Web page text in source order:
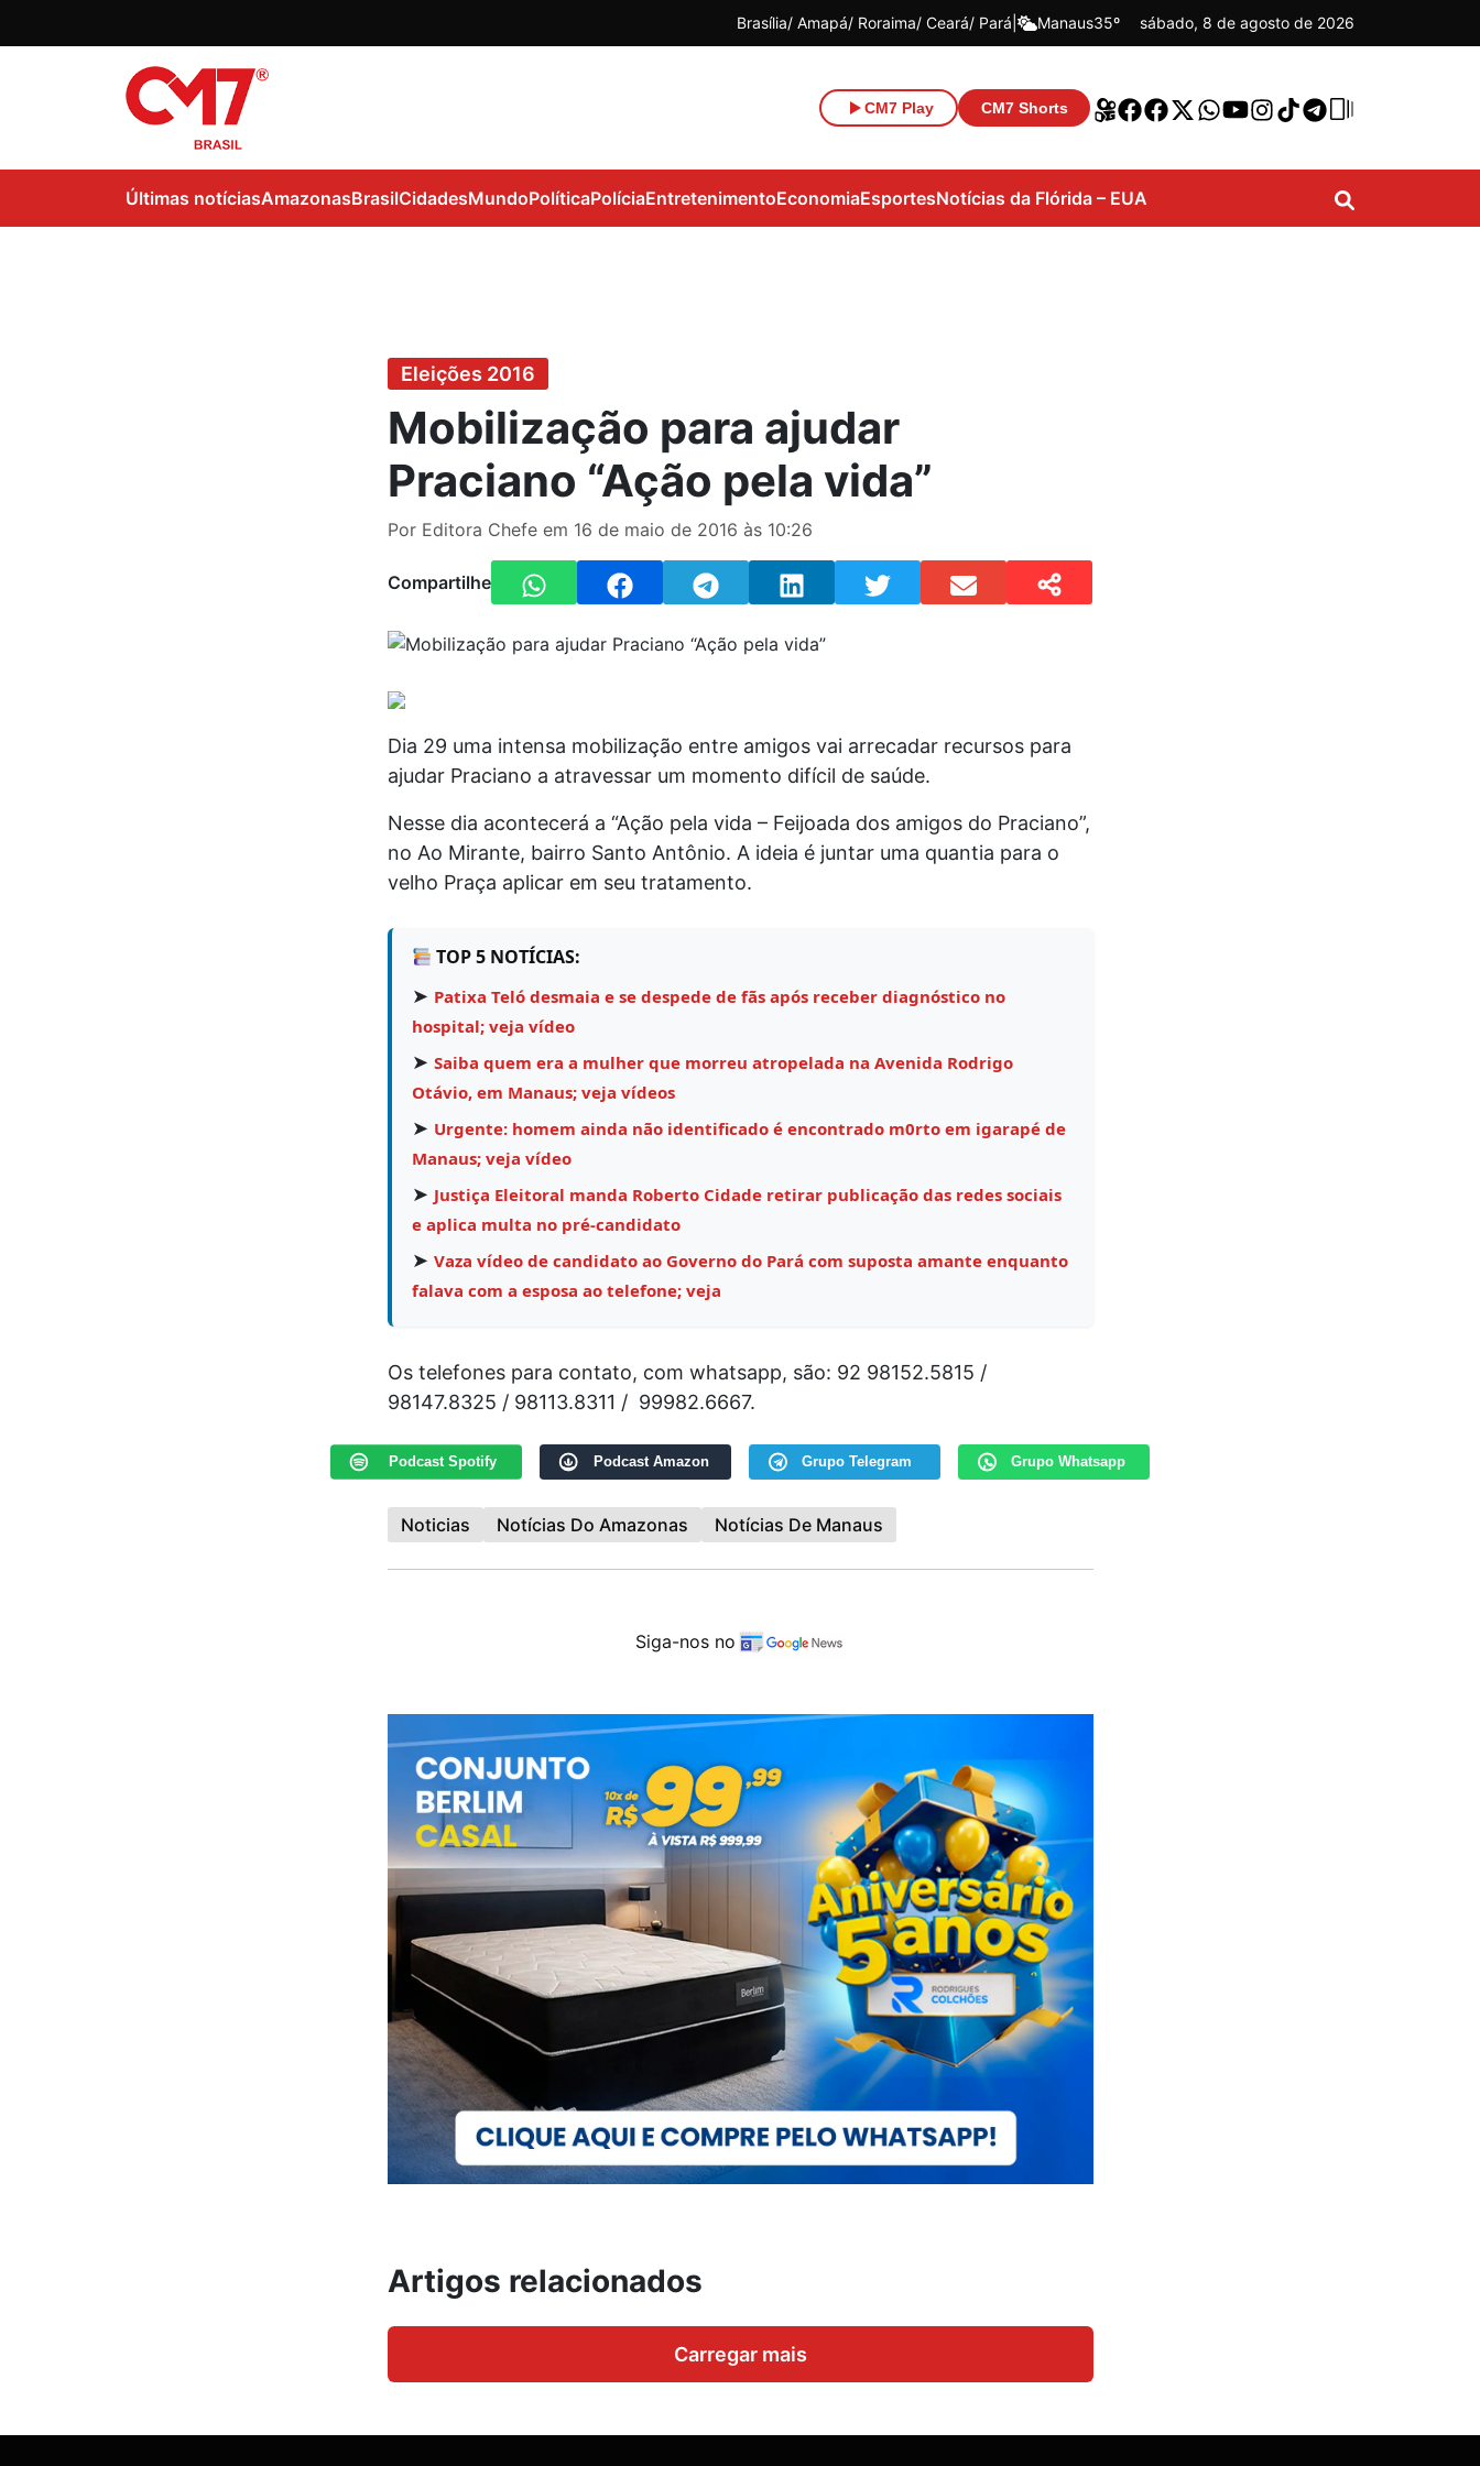
Brasília Amapá Roraima Ceará Pará Manaus35º sábado, 8 de agosto de 2026
CM7 Play CM7 Shorts
Últimas notíciasAmazonasBrasilCidadesMundoPolíticaPolíciaEntretenimentoEconomiaEsportesNotícias da Flórida – EUA
Eleições 2016
Mobilização para ajudar
Praciano “Ação pela vida”
Por Editora Chefe em 16 de maio de 2016 às 10:26
Compartilhe
Dia 29 uma intensa mobilização entre amigos vai arrecadar recursos para
ajudar Praciano a atravessar um momento difícil de saúde.
Nesse dia acontecerá a “Ação pela vida – Feijoada dos amigos do Praciano”,
no Ao Mirante, bairro Santo Antônio. A ideia é juntar uma quantia para o
velho Praça aplicar em seu tratamento.
TOP 5 NOTÍCIAS:
➤ Patixa Teló desmaia e se despede de fãs após receber diagnóstico no
hospital; veja vídeo
➤ Saiba quem era a mulher que morreu atropelada na Avenida Rodrigo
Otávio, em Manaus; veja vídeos
➤ Urgente: homem ainda não identificado é encontrado m0rto em igarapé de
Manaus; veja vídeo
➤ Justiça Eleitoral manda Roberto Cidade retirar publicação das redes sociais
e aplica multa no pré-candidato
➤ Vaza vídeo de candidato ao Governo do Pará com suposta amante enquanto
falava com a esposa ao telefone; veja
Os telefones para contato, com whatsapp, são: 92 98152.5815 /
98147.8325 / 98113.8311 / 99982.6667.
Podcast Spotify Podcast Amazon Grupo Telegram Grupo Whatsapp
Noticias Notícias Do Amazonas Notícias De Manaus
Siga-nos no
Artigos relacionados
Carregar mais